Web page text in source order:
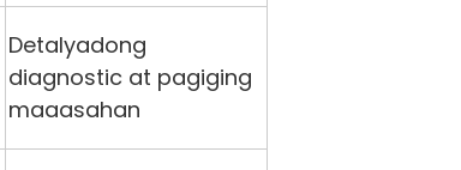
Detalyadong
diagnostic at pagiging
maaasahan